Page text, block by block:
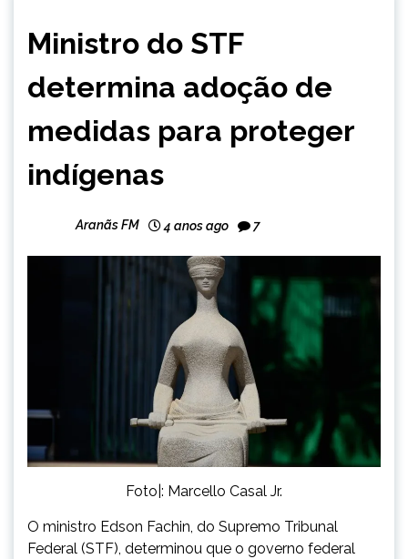
NOTÍCIAS
Ministro do STF
determina adoção de
medidas para proteger
indígenas
Aranãs FM 4 anos ago 7
Foto|: Marcello Casal Jr.
O ministro Edson Fachin, do Supremo Tribunal
Federal (STF), determinou que o governo federal